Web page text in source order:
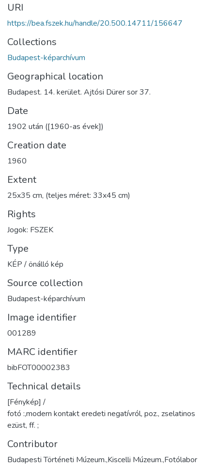
URI
https://bea.fszek.hu/handle/20.500.14711/156647
Collections
Budapest-képarchívum
Geographical location
Budapest. 14. kerület. Ajtósi Dürer sor 37.
Date
1902 után ([1960-as évek])
Creation date
1960
Extent
25x35 cm, (teljes méret: 33x45 cm)
Rights
Jogok: FSZEK
Type
KÉP / önálló kép
Source collection
Budapest-képarchívum
Image identifier
001289
MARC identifier
bibFOT00002383
Technical details
[Fénykép] /
fotó :,modern kontakt eredeti negatívról, poz., zselatinos
ezüst, ff. ;
Contributor
Budapesti Történeti Múzeum.,Kiscelli Múzeum.,Fotólabor